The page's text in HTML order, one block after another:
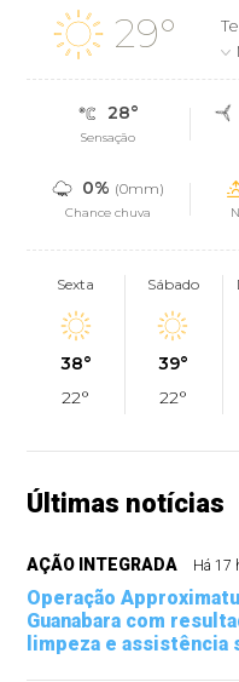
29°
28°
Sensação
0% (0mm)
Chance chuva
Sexta
38°
22°
Sábado
39°
22°
Últimas notícias
AÇÃO INTEGRADA Há 17
Operação
Guanabara com
limpeza e assistência